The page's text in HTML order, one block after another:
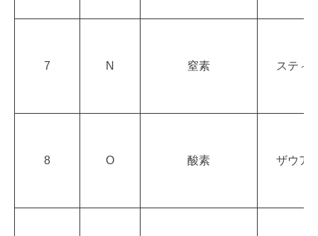
7 N 窒素 スティ
8 O 酸素 ザウア